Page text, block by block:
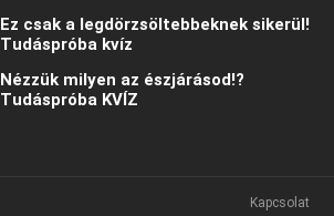
Ez csak a legdörzsöltebbeknek sikerül!
Tudáspróba kvíz
Nézzük milyen az észjárásod!?
Tudáspróba KVÍZ
Kapcsolat